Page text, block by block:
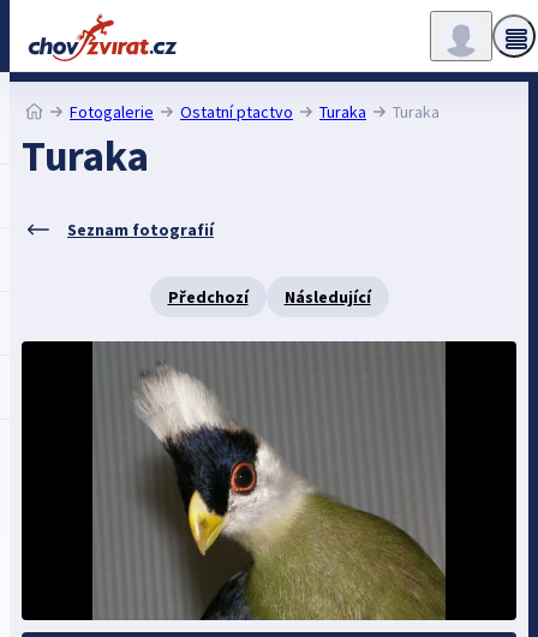
Fotogalerie Ostatní ptactvo Turaka Turaka
Turaka
Seznam fotografií
Předchozí Následující